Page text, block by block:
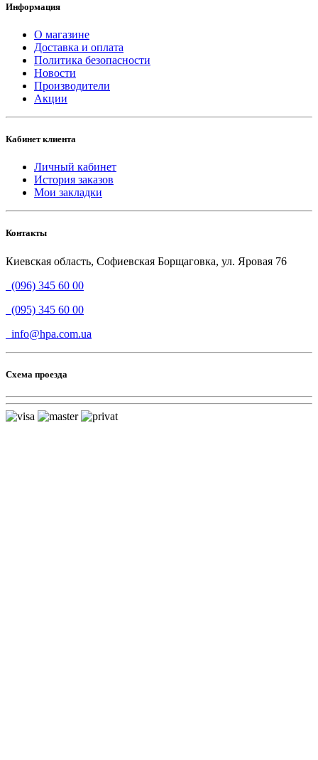
Информация
О магазине
Доставка и оплата
Политика безопасности
Новости
Производители
Акции
Кабинет клиента
Личный кабинет
История заказов
Мои закладки
Контакты
Киевская область, Софиевская Борщаговка, ул. Яровая 76
(096) 345 60 00
(095) 345 60 00
info@hpa.com.ua
Схема проезда